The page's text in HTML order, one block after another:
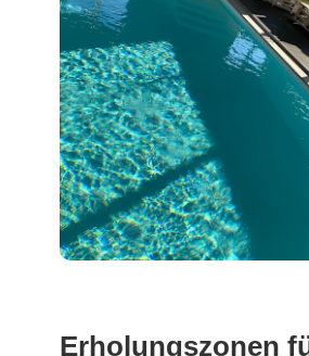
Erholungszonen